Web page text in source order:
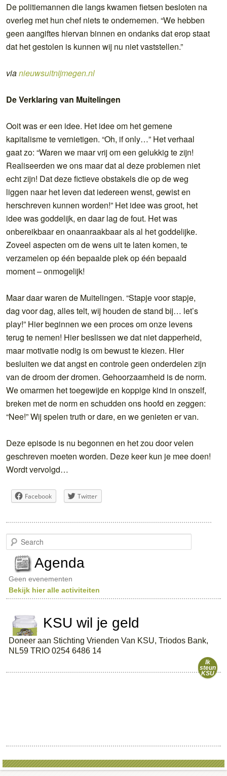
De politiemannen die langs kwamen fietsen besloten na
overleg met hun chef niets te ondernemen. “We hebben
geen aangiftes hiervan binnen en ondanks dat erop staat
dat het gestolen is kunnen wij nu niet vaststellen.”
vianieuwsuitnijmegen.nl
De Verklaring van Muitelingen
Ooit was er een idee. Het idee om het gemene
kapitalisme te vernietigen. “Oh, if only…” Het verhaal
gaat zo: “Waren we maar vrij om een gelukkig te zijn!
Realiseerden we ons maar dat al deze problemen niet
echt zijn! Dat deze fictieve obstakels die op de weg
liggen naar het leven dat iedereen wenst, gewist en
herschreven kunnen worden!” Het idee was groot, het
idee was goddelijk, en daar lag de fout. Het was
onbereikbaar en onaanraakbaar als al het goddelijke.
Zoveel aspecten om de wens uit te laten komen, te
verzamelen op één bepaalde plek op één bepaald
moment – onmogelijk!
Maar daar waren de Muitelingen. “Stapje voor stapje,
dag voor dag, alles telt, wij houden de stand bij… let’s
play!” Hier beginnen we een proces om onze levens
terug te nemen! Hier beslissen we dat niet dapperheid,
maar motivatie nodig is om bewust te kiezen. Hier
besluiten we dat angst en controle geen onderdelen zijn
van de droom der dromen. Gehoorzaamheid is de norm.
We omarmen het toegewijde en koppige kind in onszelf,
breken met de norm en schudden ons hoofd en zeggen:
“Nee!” Wij spelen truth or dare, en we genieten er van.
Deze episode is nu begonnen en het zou door velen
geschreven moeten worden. Deze keer kun je mee doen!
Wordt vervolgd…
Facebook Twitter
e
c
h
Agenda
Geen evenementen
Bekijk hier alle activiteiten
KSU wil je geld
Doneer aan Stichting Vrienden Van KSU, Triodos Bank,
NL59 TRIO 0254 6486 14
Ik
steun
KSU